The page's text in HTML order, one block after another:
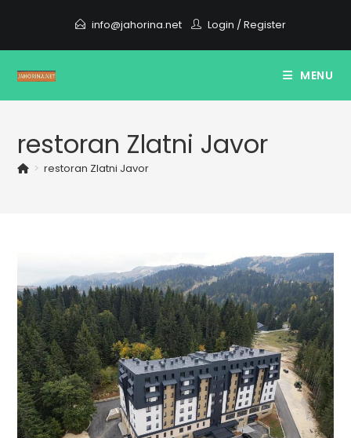
content
info@jahorina.net Login /Register
MENU
restoran Zlatni Javor
> restoran Zlatni Javor